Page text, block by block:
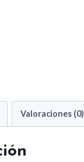
Valoraciones (0)